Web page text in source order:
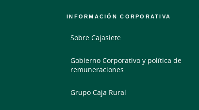
INFORMACIÓN CORPORATIVA
Sobre Cajasiete
Gobierno Corporativo y política de
remuneraciones
Grupo Caja Rural